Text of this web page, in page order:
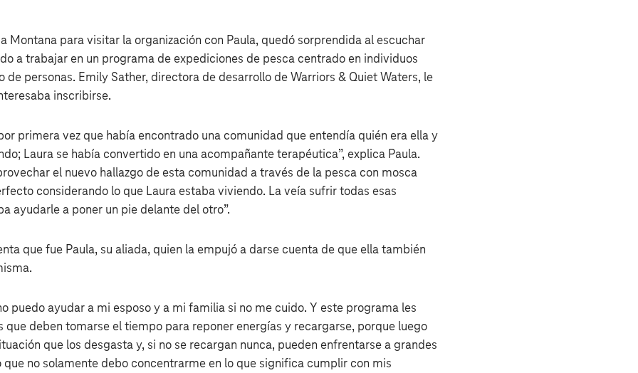
Montana para visitar la organización con Paula, quedó sorprendida al escuchar
a trabajar en un programa de expediciones de pesca centrado en individuos
de personas. Emily Sather, directora de desarrollo de Warriors & Quiet Waters, le
inscribirse.
primera vez que había encontrado una comunidad que entendía quién era ella y
Laura se había convertido en una acompañante terapéutica”, explica Paula.
el nuevo hallazgo de esta comunidad a través de la pesca con mosca
considerando lo que Laura estaba viviendo. La veía sufrir todas esas
ayudarle a poner un pie delante del otro”.
que fue Paula, su aliada, quien la empujó a darse cuenta de que ella también
puedo ayudar a mi esposo y a mi familia si no me cuido. Y este programa les
que deben tomarse el tiempo para reponer energías y recargarse, porque luego
que los desgasta y, si no se recargan nunca, pueden enfrentarse a grandes
no solamente debo concentrarme en lo que significa cumplir con mis